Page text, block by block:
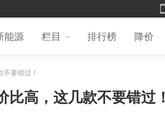
能源 栏目 排行榜 降价
要错过！
高，这几款不要错过！